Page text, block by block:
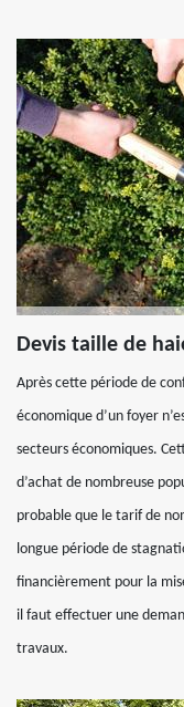
Devis taille de
Après cette période de
économique d’un foyer
secteurs économiques.
d’achat de nombreuse
probable que le tarif de
longue période de
financièrement pour la
il faut effectuer une
travaux.